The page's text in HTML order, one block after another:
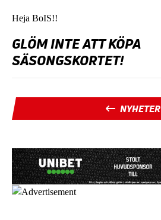
Heja BoIS!!
GLÖM INTE ATT KÖPA
SÄSONGSKORTET!
NYHETER